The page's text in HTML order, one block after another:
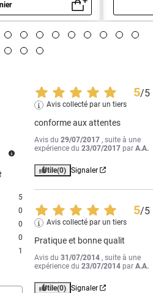
rapide
5
0
0
0
1
5/5
Avis collecté par un tiers
conforme aux attentes
Avis du29/07/2017 , suite à une
expérience du23/07/2017 parA.A.
Utile(0) Signaler
5/5
Avis collecté par un tiers
Pratique et bonne qualit
Avis du31/07/2014 , suite à une
expérience du23/07/2014 parA.A.
Utile(0) Signaler